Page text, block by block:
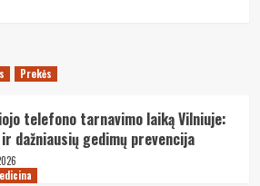
Prekės
telefono tarnavimo laiką Vilniuje:
dažniausių gedimų prevencija